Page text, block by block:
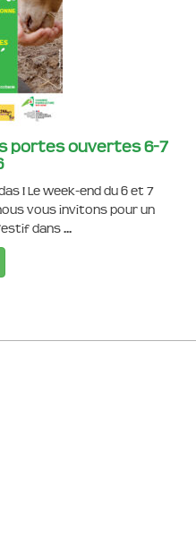
portes ouvertes 6-7
! Le week-end du 6 et 7
vous invitons pour un
dans ...